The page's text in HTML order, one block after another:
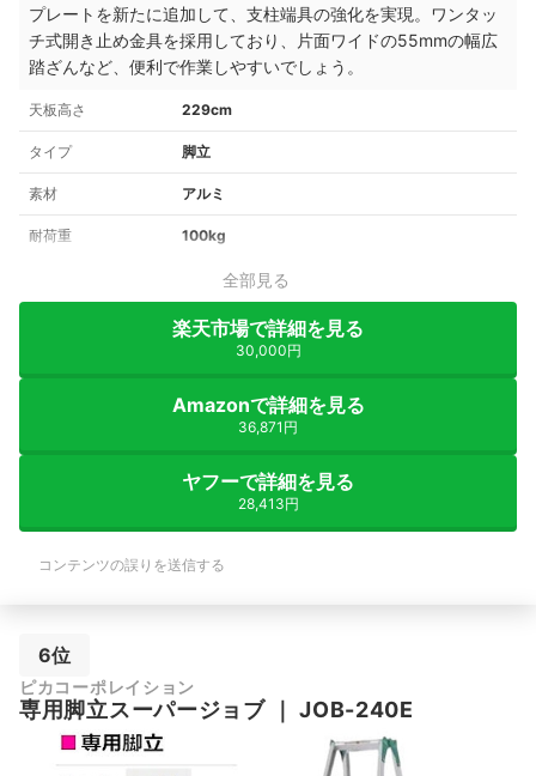
プレートを新たに追加して、支柱端具の強化を実現。ワンタッ
チ式開き止め金具を採用しており、片面ワイドの55mmの幅広
踏ざんなど、便利で作業しやすいでしょう。
天板高さ 229cm
タイプ 脚立
素材 アルミ
耐荷重 100kg
全部見る
楽天市場で詳細を見る
30,000円
Amazonで詳細を見る
36,871円
ヤフーで詳細を見る
28,413円
コンテンツの誤りを送信する
6位
ピカコーポレイション
専用脚立スーパージョブ｜JOB-240E